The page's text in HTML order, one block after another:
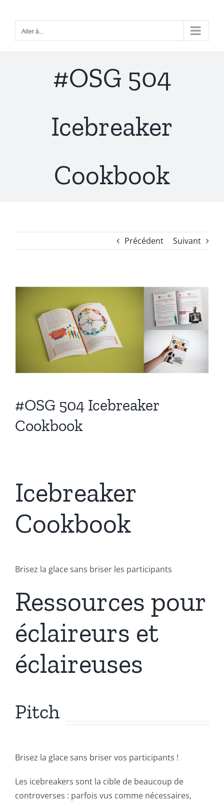
contenuAller à...
#OSG 504
Icebreaker
Cookbook
Précédent Suivant
Voir
agrandie
#OSG 504 Icebreaker
Cookbook
Icebreaker
Cookbook
Brisez la glace sans briser les participants
Ressources pour
éclaireurs et
éclaireuses
Pitch
Brisez la glace sans briser vos participants !
Les icebreakers sont la cible de beaucoup de
controverses : parfois vus comme nécessaires,